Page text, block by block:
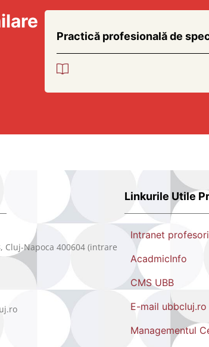
Practică profesională de
Cluj-Napoca 400604 (intrare
Linkurile Utile
Intranet profesori
AcadmicInfo
CMS UBB
E-mail ubbcluj.ro
Managementul